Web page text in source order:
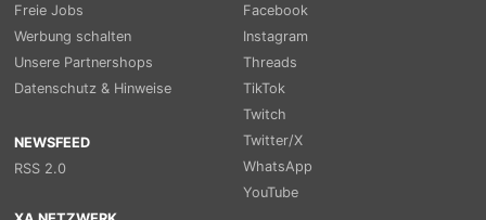
Freie Jobs
Werbung schalten
Unsere Partnershops
Datenschutz & Hinweise
NEWSFEED
RSS 2.0
Facebook
Instagram
Threads
TikTok
Twitch
Twitter/X
WhatsApp
YouTube